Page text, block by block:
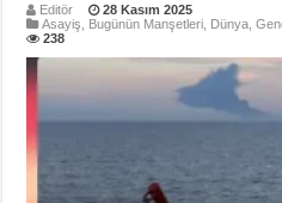
Editör
28 Kasım 2025
Asayiş
Bugünün Manşetleri Dünya ,
238